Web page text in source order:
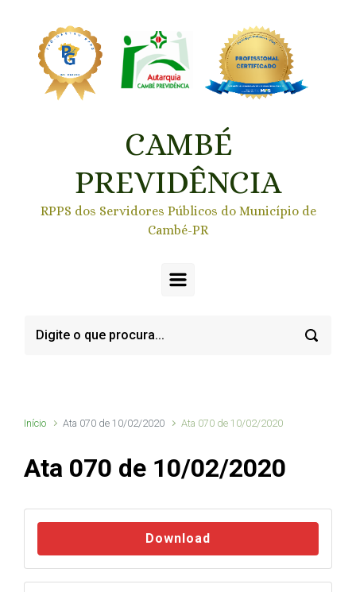
CAMBÉ
PREVIDÊNCIA
RPPS dos Servidores Públicos do Município de
Cambé-PR
Início Ata 070 de 10/02/2020 Ata 070 de 10/02/2020
Ata 070 de 10/02/2020
Download